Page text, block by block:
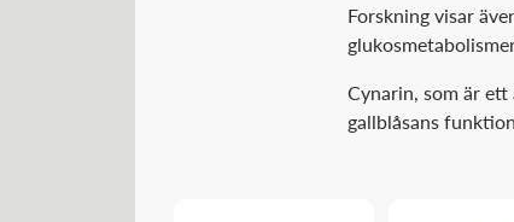
Forskning visar
Cynarin, som är
gallblåsans